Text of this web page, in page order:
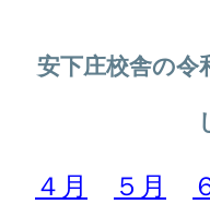
安下庄校舎の令
４月 ５月